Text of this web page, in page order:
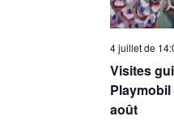
Visites
août
4 juillet de